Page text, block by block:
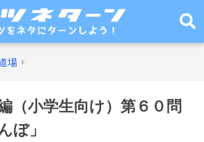
場
（小学生向け）第６０問
ぼ」